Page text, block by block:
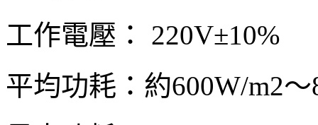
工作電壓： 220V±10%
平均功耗：約600W/m2～